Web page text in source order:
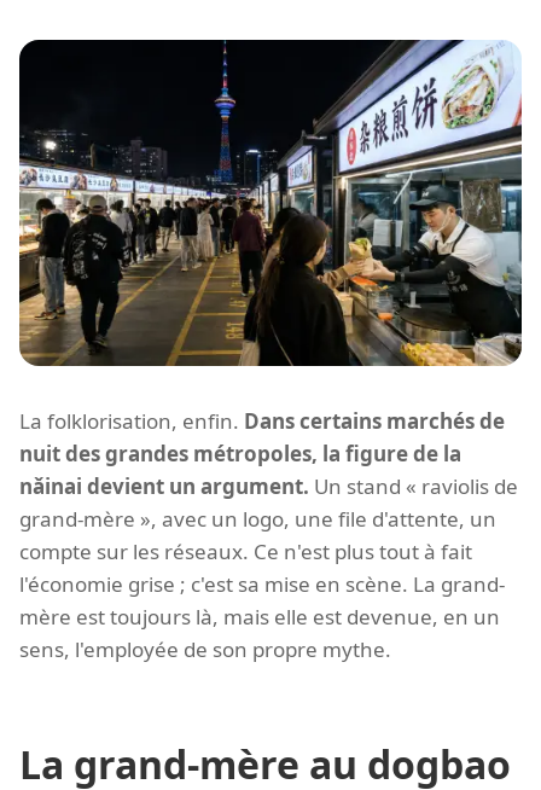
La folklorisation, enfin. Dans certains marchés de
nuit des grandes métropoles, la figure de la
nǎinai devient un argument. Un stand « raviolis de
grand-mère », avec un logo, une file d'attente, un
compte sur les réseaux. Ce n'est plus tout à fait
l'économie grise ; c'est sa mise en scène. La grand-
mère est toujours là, mais elle est devenue, en un
sens, l'employée de son propre mythe.
La grand-mère au dogbao